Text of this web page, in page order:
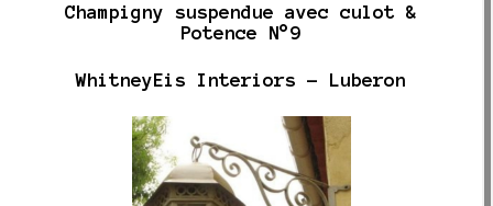
Champigny suspendue avec culot &
Potence N°9
WhitneyEis Interiors - Luberon